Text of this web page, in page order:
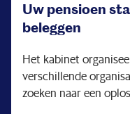
Uw pensioen
beleggen
Het kabinet
verschillende
zoeken naar een